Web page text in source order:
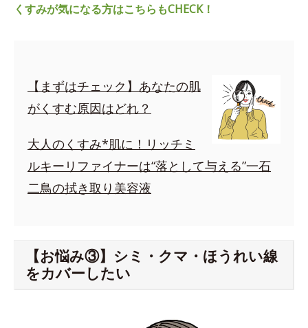
くすみが気になる方はこちらもCHECK！
【まずはチェック】あなたの肌
がくすむ原因はどれ？
大人のくすみ*肌に！リッチミ
ルキーリファイナーは“落として与える”一石
二鳥の拭き取り美容液
【お悩み③】シミ・クマ・ほうれい線
をカバーしたい